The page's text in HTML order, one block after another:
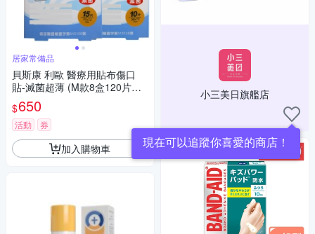
居家常備品
貝斯康 利歐 醫療用貼布傷口
貼-滅菌超薄 (M款8盒120片、L
款2盒20片)
$650
活動 券
加入購物車
小三美日旗艦店
現在可以追蹤你喜愛的商店！